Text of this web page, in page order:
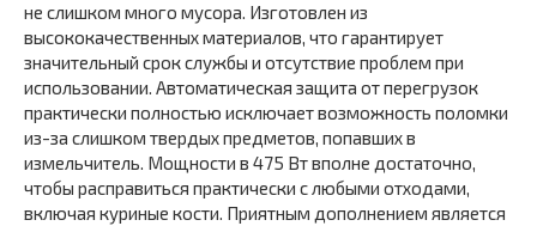
не слишком много мусора. Изготовлен из
высококачественных материалов, что гарантирует
значительный срок службы и отсутствие проблем при
использовании. Автоматическая защита от перегрузок
практически полностью исключает возможность поломки
из-за слишком твердых предметов, попавших в
измельчитель. Мощности в 475 Вт вполне достаточно,
чтобы расправиться практически с любыми отходами,
включая куриные кости. Приятным дополнением является